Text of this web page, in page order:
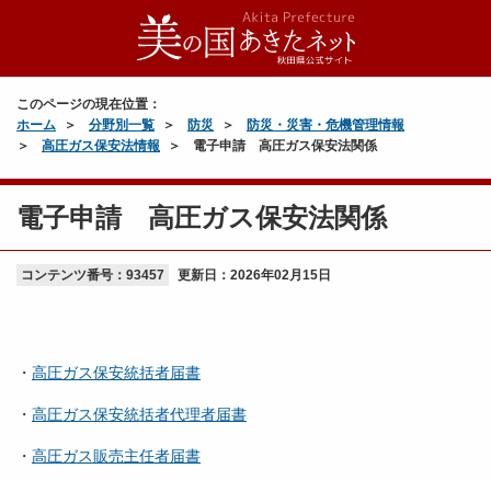
このページの現在位置：
ホーム
分野別一覧 防災
防災・災害・危機管理情報
高圧ガス保安法情報
電子申請 高圧ガス保安法関係
電子申請 高圧ガス保安法関係
コンテンツ番号：93457 更新日： 2026年02月15日
・ 高圧ガス保安統括者届書
・ 高圧ガス保安統括者代理者届書
・ 高圧ガス販売主任者届書